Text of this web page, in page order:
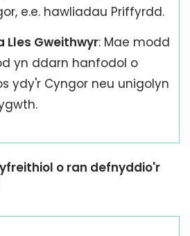
e.e. hawliadau Priffyrdd.
Lles Gweithwyr: Mae modd
yn ddarn hanfodol o
ydy'r Cyngor neu unigolyn
o ran defnyddio'r